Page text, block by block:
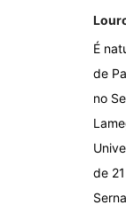
É
de
no
de